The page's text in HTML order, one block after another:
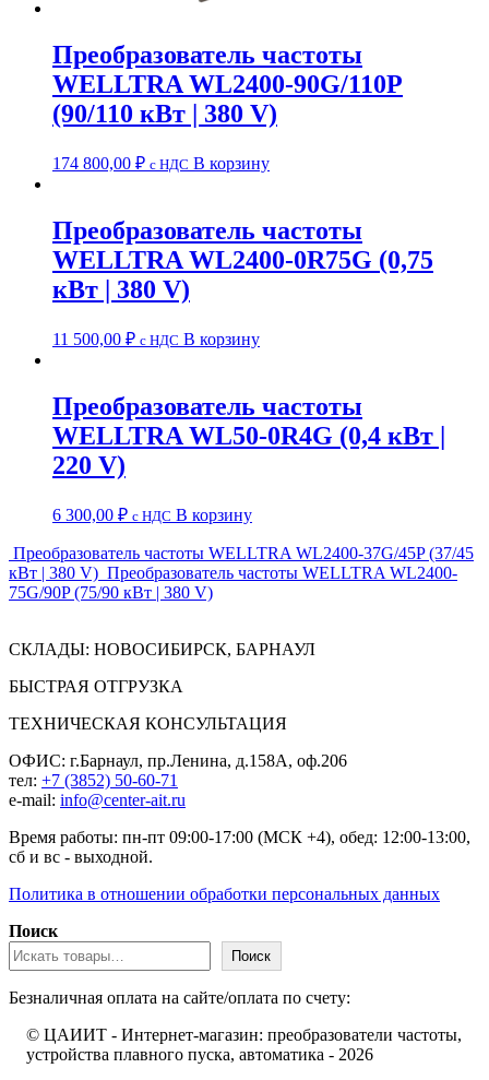
Преобразователь частоты
WELLTRA WL2400-90G/110P
(90/110 кВт | 380 V)
174 800,00 ₽ c НДС В корзину
Преобразователь частоты
WELLTRA WL2400-0R75G (0,75
кВт | 380 V)
11 500,00 ₽ c НДС В корзину
Преобразователь частоты
WELLTRA WL50-0R4G (0,4 кВт |
220 V)
6 300,00 ₽ c НДС В корзину
Преобразователь частоты WELLTRA WL2400-37G/45P (37/45
кВт | 380 V) Преобразователь частоты WELLTRA WL2400-
75G/90P (75/90 кВт | 380 V)
СКЛАДЫ: НОВОСИБИРСК, БАРНАУЛ
БЫСТРАЯ ОТГРУЗКА
ТЕХНИЧЕСКАЯ КОНСУЛЬТАЦИЯ
ОФИС: г.Барнаул, пр.Ленина, д.158А, оф.206
тел: +7 (3852) 50-60-71
e-mail: info@center-ait.ru
Время работы: пн-пт 09:00-17:00 (МСК +4), обед: 12:00-13:00,
сб и вс - выходной.
Политика в отношении обработки персональных данных
Поиск
Поиск
Безналичная оплата на сайте/оплата по счету:
© ЦАИИТ - Интернет-магазин: преобразователи частоты,
устройства плавного пуска, автоматика - 2026